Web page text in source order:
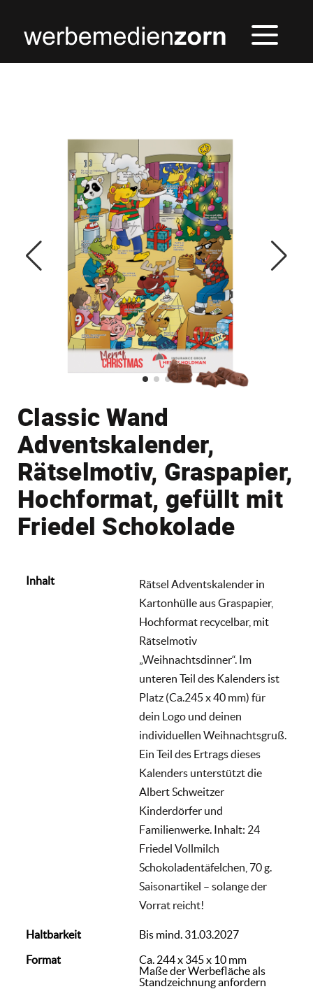
Classic Wand
Adventskalender,
Rätselmotiv, Graspapier,
Hochformat, gefüllt mit
Friedel Schokolade
Inhalt
Rätsel Adventskalender in
Kartonhülle aus Graspapier,
Hochformat recycelbar, mit
Rätselmotiv
„Weihnachtsdinner“. Im
unteren Teil des Kalenders ist
Platz (Ca.245 x 40 mm) für
dein Logo und deinen
individuellen Weihnachtsgruß.
Ein Teil des Ertrags dieses
Kalenders unterstützt die
Albert Schweitzer
Kinderdörfer und
Familienwerke. Inhalt: 24
Friedel Vollmilch
Schokoladentäfelchen, 70 g.
Saisonartikel – solange der
Vorrat reicht!
Haltbarkeit
Bis mind. 31.03.2027
Format
Ca. 244 x 345 x 10 mm
Maße der Werbefläche als
Standzeichnung anfordern